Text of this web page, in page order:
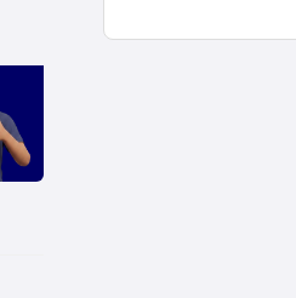
Eleições 2024